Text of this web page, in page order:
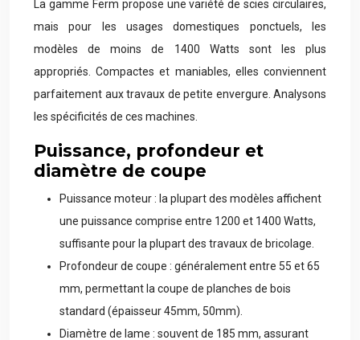
La gamme Ferm propose une variété de scies circulaires,
mais pour les usages domestiques ponctuels, les
modèles de moins de 1400 Watts sont les plus
appropriés. Compactes et maniables, elles conviennent
parfaitement aux travaux de petite envergure. Analysons
les spécificités de ces machines.
Puissance, profondeur et
diamètre de coupe
Puissance moteur : la plupart des modèles affichent
une puissance comprise entre 1200 et 1400 Watts,
suffisante pour la plupart des travaux de bricolage.
Profondeur de coupe : généralement entre 55 et 65
mm, permettant la coupe de planches de bois
standard (épaisseur 45mm, 50mm).
Diamètre de lame : souvent de 185 mm, assurant